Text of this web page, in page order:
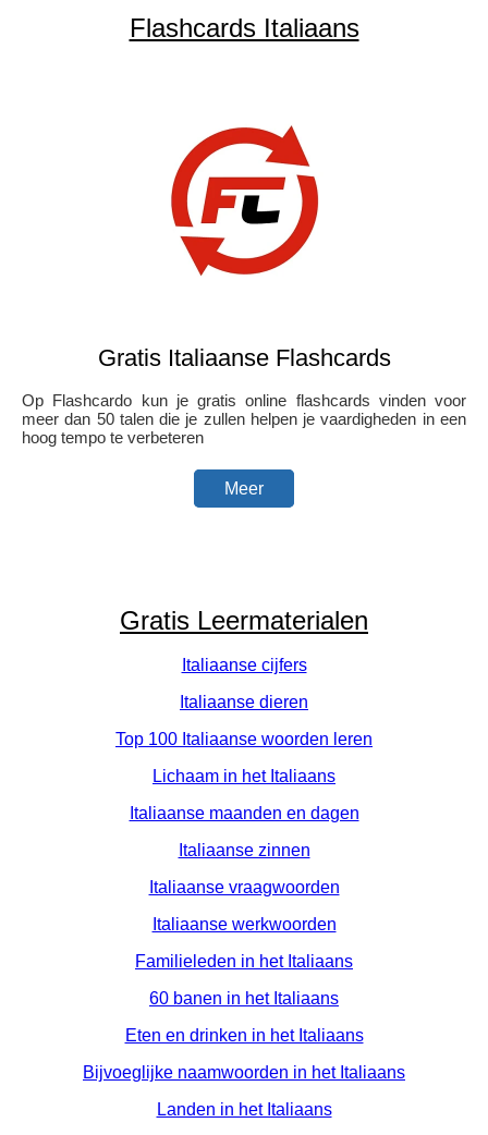
Flashcards Italiaans
Gratis Italiaanse Flashcards
Op Flashcardo kun je gratis online flashcards vinden voor
meer dan 50 talen die je zullen helpen je vaardigheden in een
hoog tempo te verbeteren
Meer
Gratis Leermaterialen
Italiaanse cijfers
Italiaanse dieren
Top 100 Italiaanse woorden leren
Lichaam in het Italiaans
Italiaanse maanden en dagen
Italiaanse zinnen
Italiaanse vraagwoorden
Italiaanse werkwoorden
Familieleden in het Italiaans
60 banen in het Italiaans
Eten en drinken in het Italiaans
Bijvoeglijke naamwoorden in het Italiaans
Landen in het Italiaans